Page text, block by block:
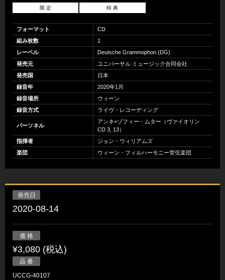
限 定 特 典
フォーマット
CD
組み枚数
1
レーベル
Deutsche Grammophon (DG)
発売元
ユニバーサル ミュージック合同会社
発売国
日本
録音年
2020年1月
録音場所
ウィーン
録音方式
ライヴ・レコーディング
パーソネル
アンネ=ゾフィー・ムター（ヴァイオリン
CD 3, 13）
指揮者
ジョン・ウィリアムズ
楽団
ウィーン・フィルハーモニー管弦楽団
発売日
2020-08-14
価 格
¥3,080 (税込)
品 番
UCCG-40107